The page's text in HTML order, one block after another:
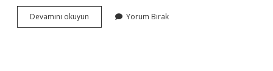
Devamını okuyun Clemente
Ne
Yorum Bırak